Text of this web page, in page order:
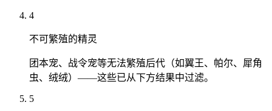
4
不可繁殖的精灵
团本宠、战令宠等无法繁殖后代（如翼王、帕尔、犀角
虫、绒绒）——这些已从下方结果中过滤。
5